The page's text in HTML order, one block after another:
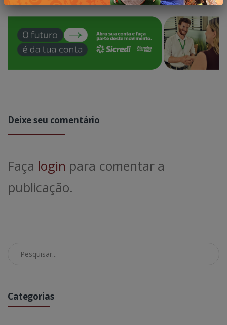
Deixe seu comentário
Faça login para comentar a
publicação.
Pesquisar no Blog
Categorias